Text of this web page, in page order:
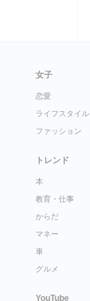
女子
恋愛
ライフスタイル
ファッション
トレンド
本
教育・仕事
からだ
マネー
車
グルメ
YouTube